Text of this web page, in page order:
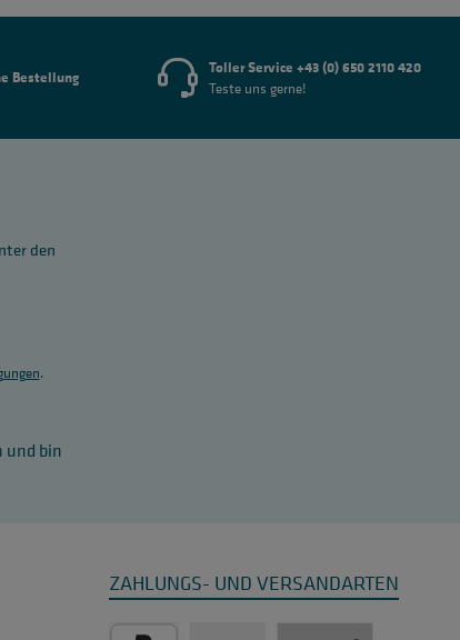
Bestellung
Toller Service +43 (0) 650 2110 420
Teste uns gerne!
den
.
und bin
ZAHLUNGS- UND VERSANDARTEN